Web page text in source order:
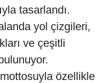
tasarlandı.
yol çizgileri,
ve çeşitli
mottosuyla özellikle